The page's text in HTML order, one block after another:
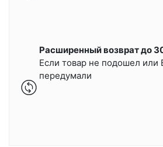
Расширенный возврат до
Если товар не подошел или
передумали